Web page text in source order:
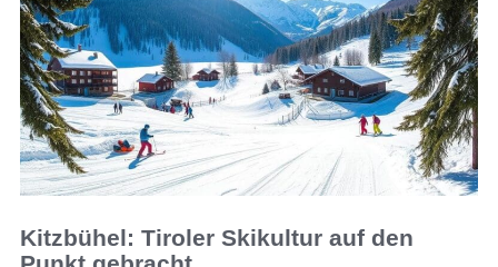
Kitzbühel: Tiroler Skikultur auf den